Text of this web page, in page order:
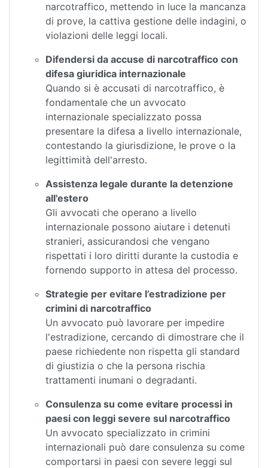
narcotraffico, mettendo in luce la mancanza
di prove, la cattiva gestione delle indagini, o
violazioni delle leggi locali.
Difendersi da accuse di narcotraffico con
difesa giuridica internazionale
Quando si è accusati di narcotraffico, è
fondamentale che un avvocato
internazionale specializzato possa
presentare la difesa a livello internazionale,
contestando la giurisdizione, le prove o la
legittimità dell'arresto.
Assistenza legale durante la detenzione
all'estero
Gli avvocati che operano a livello
internazionale possono aiutare i detenuti
stranieri, assicurandosi che vengano
rispettati i loro diritti durante la custodia e
fornendo supporto in attesa del processo.
Strategie per evitare l’estradizione per
crimini di narcotraffico
Un avvocato può lavorare per impedire
l'estradizione, cercando di dimostrare che il
paese richiedente non rispetta gli standard
di giustizia o che la persona rischia
trattamenti inumani o degradanti.
Consulenza su come evitare processi in
paesi con leggi severe sul narcotraffico
Un avvocato specializzato in crimini
internazionali può dare consulenza su come
comportarsi in paesi con severe leggi sul